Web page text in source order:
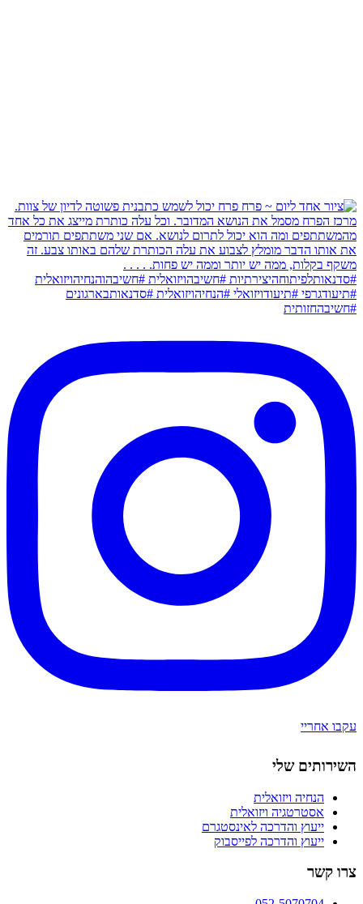
עקבו אחריי
השירותים שלי
הנחיה ויזואלית
אסטרטגיה ויזואלית
ייעוץ והדרכה לאינסטגרם
ייעוץ והדרכה לפייסבוק
צרו קשר